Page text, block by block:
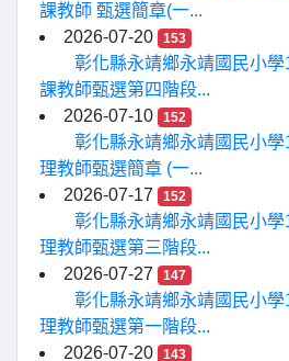
課教師 甄選簡章(一...
2026-07-20
153
彰化縣永靖鄉永靖國民小
課教師甄選第四階段...
2026-07-10
152
彰化縣永靖鄉永靖國民小
理教師甄選簡章 (一...
2026-07-17
152
彰化縣永靖鄉永靖國民小
理教師甄選第三階段...
2026-07-27
147
彰化縣永靖鄉永靖國民小
理教師甄選第一階段...
2026-07-20
143